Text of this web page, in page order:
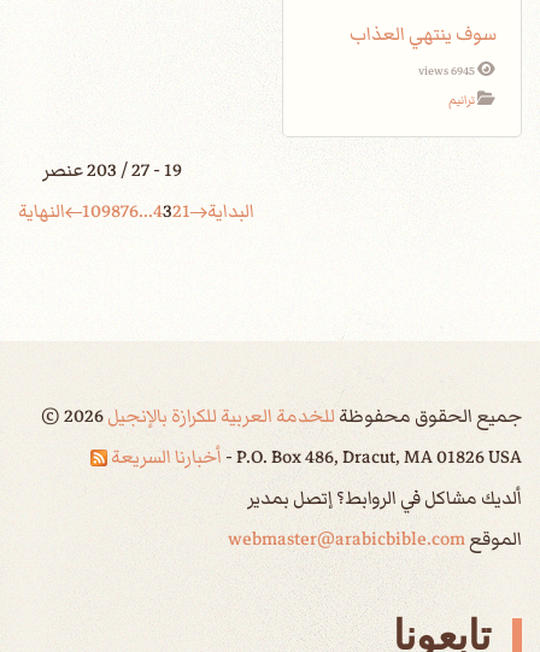
سوف ينتهي العذاب
6945 views
ترانيم
19 - 27 / 203 عنصر
البداية
1
2
3
4
...
6
7
8
9
10 النهاية
جميع الحقوق محفوظةللخدمة العربية للكرازة بالإنجيل ©2026
P.O. Box 486, Dracut, MA 01826 USA - أخبارنا السريعة
ألديك مشاكل في الروابط؟ إتصل بمدير
الموقعwebmaster@arabicbible.com
تابعونا